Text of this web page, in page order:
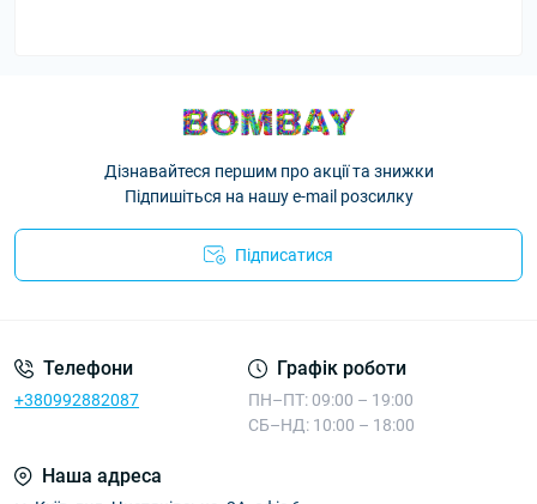
Дізнавайтеся першим про акції та знижки
Підпишіться на нашу e-mail розсилку
Підписатися
Телефони
+380992882087
Графік роботи
ПН–ПТ: 09:00 – 19:00
СБ–НД: 10:00 – 18:00
Наша адреса